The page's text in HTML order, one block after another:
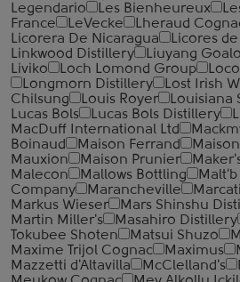
Legendario
Les Bienheureux
France
LeVecke Lheraud
Licorera De Nicaragua
Licores
Linkwood Distillery
Liuyang
Liviko
Loch Lomond Group
Longmorn Distillery
Lost Irish
Chilsung
Louis Royer Louisiana
Lucas Bols
Lucas Bols Distillery
MacDuff International Ltd
Boinaud
Maison Ferrand
Mauxion
Maison Prunier
Malecon
Mallows Bottling
Company
Marancheville Marcati
Markus Wieser
Mars Shinshu
Martin Miller's
Masahiro Distillery
Tokubee Shoten
Matsui Shuzo
Maxime Trijol Cognac
Maximus
Mazzetti d'Altavilla
McClelland's